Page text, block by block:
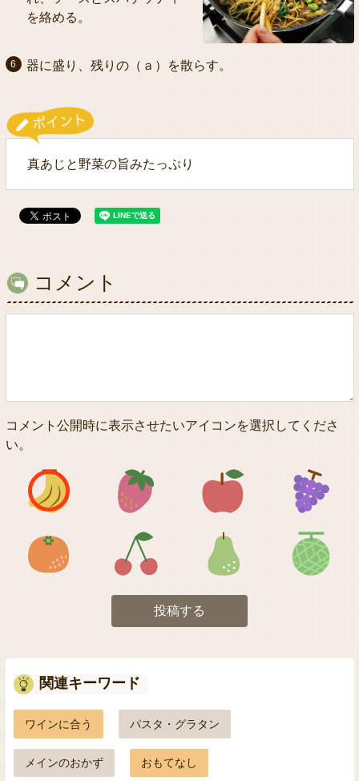
を絡める。
器に盛り、残りの（ａ）を散らす。
真あじと野菜の旨みたっぷり
コメント
コメント公開時に表示させたいアイコンを選択してくださ
い。
アイコン1 アイコン2 アイコン3
アイコン5 アイコン6 アイコン7
投稿する
関連キーワード
ワインに合う パスタ・グラタン
メインのおかず おもてなし